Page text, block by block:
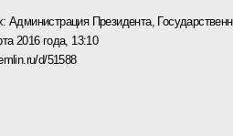
Администрация Президента,
2016 года, 13:10
d/51588